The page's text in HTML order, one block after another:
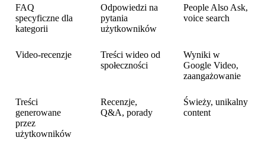
FAQ
specyficzne dla
kategorii
Odpowiedzi na
pytania
użytkowników
People Also Ask,
voice search
Video-recenzje
Treści wideo od
społeczności
Wyniki w
Google Video,
zaangażowanie
Treści
generowane
przez
użytkowników
Recenzje,
Q&A, porady
Świeży, unikalny
content